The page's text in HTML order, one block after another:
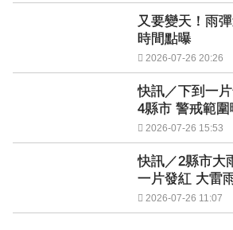
又要變天！雨
時間點曝
2026-07-26 20:26
快訊／下到一
4縣市 警戒範圍
2026-07-26 15:53
快訊／2縣市大
一片發紅 大雷
2026-07-26 11:07